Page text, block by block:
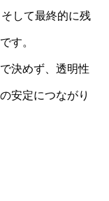
して最終的に残
す。
決めず、透明性
安定につながり